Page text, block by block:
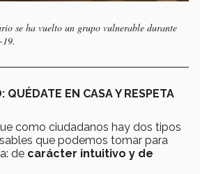
se ha vuelto un grupo vulnerable durante
QUÉDATE EN CASA Y RESPETA
como ciudadanos hay dos tipos
que podemos tomar para
de carácter intuitivo y de